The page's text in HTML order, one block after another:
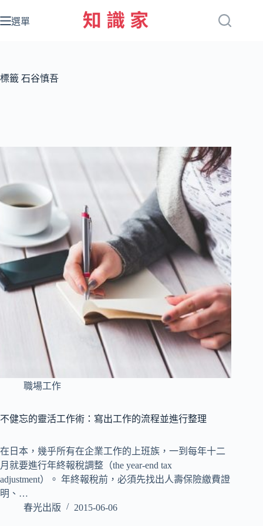
至
容
選單
標籤 石谷慎吾
職場工作
不健忘的靈活工作術：寫出工作的流程並進行整理
在日本，幾乎所有在企業工作的上班族，一到每年十二
月就要進行年終報稅調整（the year‐end tax
adjustment）。 年終報稅前，必須先找出人壽保險繳費證
明、…
春光出版
2015-06-06